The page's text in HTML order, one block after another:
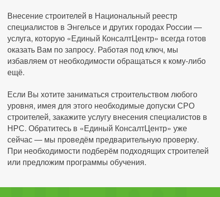
Внесение строителей в Национальный реестр
специалистов в Энгельсе и других городах России —
услуга, которую «Единый КонсалтЦентр» всегда готов
оказать Вам по запросу. Работая под ключ, мы
избавляем от необходимости обращаться к кому-либо
ещё.
Если Вы хотите заниматься строительством любого
уровня, имея для этого необходимые допуски СРО
строителей, закажите услугу внесения специалистов в
НРС. Обратитесь в «Единый КонсалтЦентр» уже
сейчас — мы проведём предварительную проверку.
При необходимости подберём подходящих строителей
или предложим программы обучения.